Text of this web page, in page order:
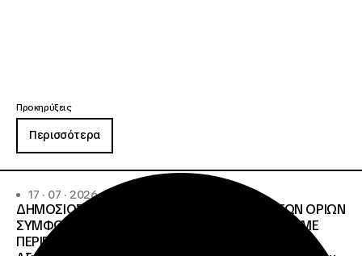
Προκηρύξεις
Περισσότερα
17 · 07 · 2026
ΔΗΜΟΣΙΟΣ ΑΝΟΙΧΤΟΣ ΔΙΑΓΩΝΙΣΜΟΣ ΚΑΤΩ ΤΩΝ ΟΡΙΩΝ
ΣΥΜΦΩΝΑ ΜΕ ΤΟ ΑΡΘΡΟ 107 ΤΟΥ Ν.4412/2016 ΜΕ
ΠΕΡΙΓΡΑΦΗ: Διοργάνωση Κύκλου Κατάρτισης και